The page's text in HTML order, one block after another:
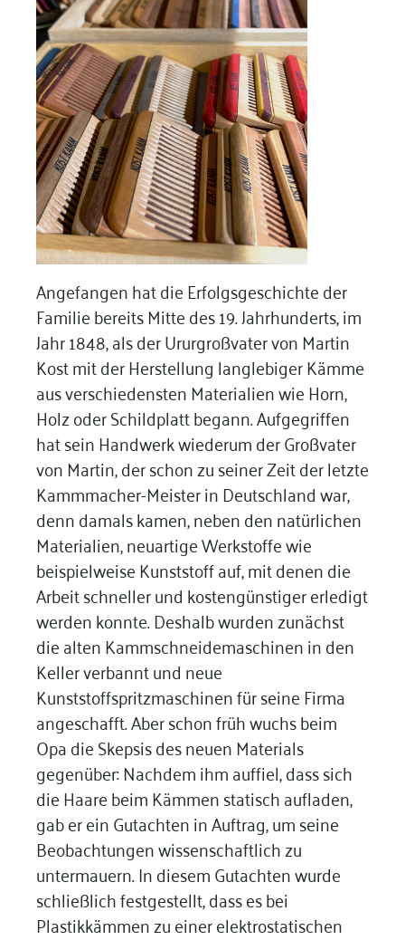
Angefangen hat die Erfolgsgeschichte der
Familie bereits Mitte des 19. Jahrhunderts, im
Jahr 1848, als der Ururgroßvater von Martin
Kost mit der Herstellung langlebiger Kämme
aus verschiedensten Materialien wie Horn,
Holz oder Schildplatt begann. Aufgegriffen
hat sein Handwerk wiederum der Großvater
von Martin, der schon zu seiner Zeit der letzte
Kammmacher-Meister in Deutschland war,
denn damals kamen, neben den natürlichen
Materialien, neuartige Werkstoffe wie
beispielweise Kunststoff auf, mit denen die
Arbeit schneller und kostengünstiger erledigt
werden konnte. Deshalb wurden zunächst
die alten Kammschneidemaschinen in den
Keller verbannt und neue
Kunststoffspritzmaschinen für seine Firma
angeschafft. Aber schon früh wuchs beim
Opa die Skepsis des neuen Materials
gegenüber: Nachdem ihm auffiel, dass sich
die Haare beim Kämmen statisch aufladen,
gab er ein Gutachten in Auftrag, um seine
Beobachtungen wissenschaftlich zu
untermauern. In diesem Gutachten wurde
schließlich festgestellt, dass es bei
Plastikkämmen zu einer elektrostatischen